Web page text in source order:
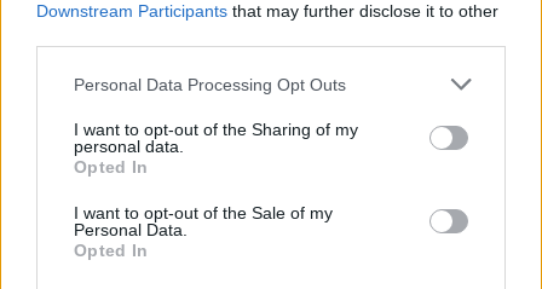
Downstream Participants that may further disclose it to other
Please note that this website/app uses one or more Google
not limited to your visit or usage behaviour. You may click to
grant or deny consent to Google and its third-party tags to
use your data for below specified purposes in below Google
consent section.
Personal Data Processing Opt Outs
I want to opt-out of the Sharing of my
personal data.
Opted In
I want to opt-out of the Sale of my
Personal Data.
Opted In
2026.07.30. Fazekas Adrián
A Szolnoki Sportcentrum tehetségével, történelmi
létszámú válogatott utazik az U20-as atlétikai
Minden idők egyik legnépesebb magyar keretével
képviselteti magát a hazai atlétika a jövő héten